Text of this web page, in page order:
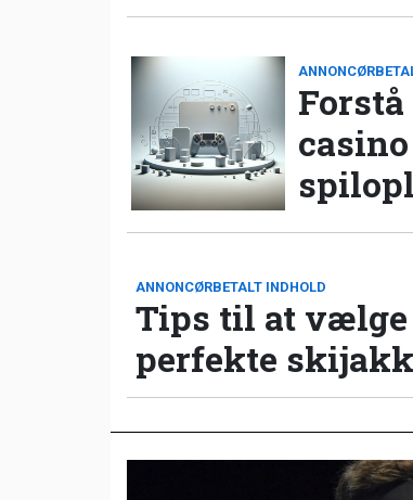
ANNONCØRBETALT INDHOLD
Tips til at vælge
perfekte